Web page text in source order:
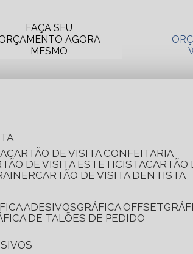
FAÇA SEU
AGORA
MESMO
CARTÃO DE VISITA CONFEITARIA
DE VISITA ESTETICISTA
CARTÃO DE VISITA DENTISTA
ADESIVOS GRÁFICA OFFSET
DE TALÕES DE PEDIDO